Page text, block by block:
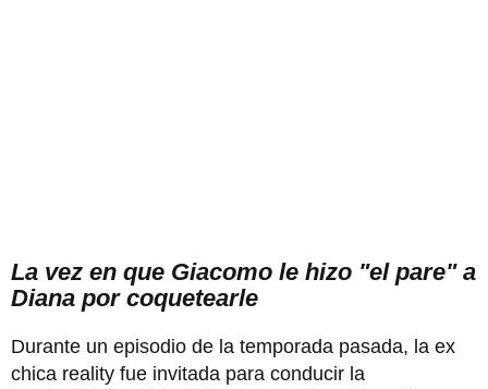
La vez en que Giacomo le hizo "el pare" a
Diana por coquetearle
Durante un episodio de la temporada pasada, la ex
chica reality fue invitada para conducir la